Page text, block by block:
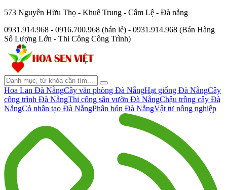
573 Nguyễn Hữu Thọ - Khuê Trung - Cẩm Lệ - Đà nẵng
0931.914.968 - 0916.700.968 (bán lẻ) - 0931.914.968 (Bán Hàng
Số Lượng Lớn - Thi Công Công Trình)
Hoa Lan Đà NẵngCây văn phòng Đà NẵngHạt giống Đà NẵngCây
công trình Đà NẵngThi công sân vườn Đà NẵngChậu trồng cây Đà
NẵngCỏ nhân tạo Đà NẵngPhân bón Đà NẵngVật tư nông nghiệp